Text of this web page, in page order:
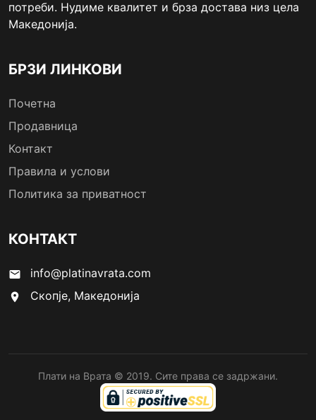
потреби. Нудиме квалитет и брза достава низ цела
Македонија.
БРЗИ ЛИНКОВИ
Почетна
Продавница
Контакт
Правила и услови
Политика за приватност
КОНТАКТ
email info@platinavrata.com
location_on Скопје, Македонија
Плати на Врата © 2019. Сите права се задржани.